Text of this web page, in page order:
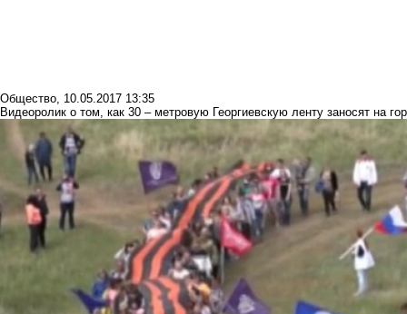
Общество, 10.05.2017 13:35
Видеоролик о том, как 30 – метровую Георгиевскую ленту заносят на